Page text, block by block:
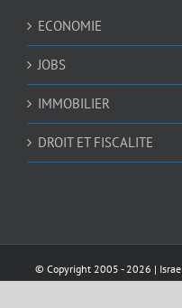
ECONOMIE
JOBS
IMMOBILIER
DROIT ET FISCALITE
© Copyright 2005 - 2026 |
AWEBDESIGN4U.COMet